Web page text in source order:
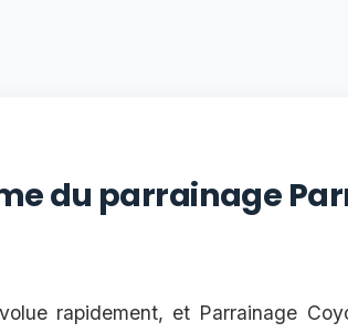
du parrainage
rapidement, et Parrainage